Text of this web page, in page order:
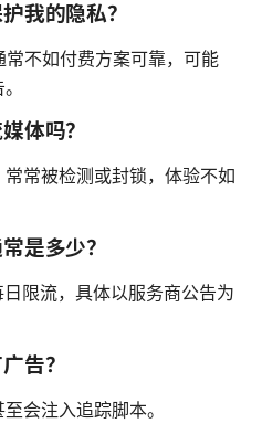
我的隐私？
不如付费方案可靠，可能
体吗？
常被检测或封锁，体验不如
是多少？
限流，具体以服务商公告为
告？
会注入追踪脚本。